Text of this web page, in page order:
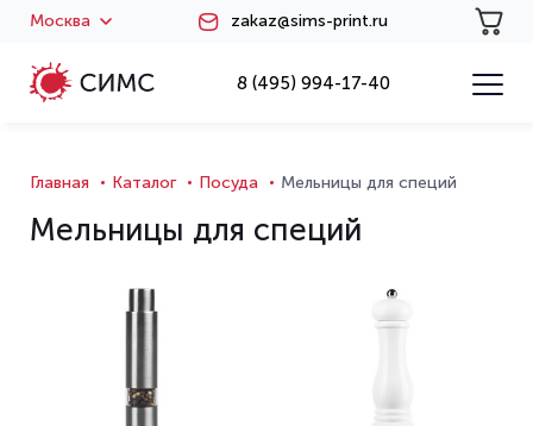
Москва zakaz@sims-print.ru
8 (495) 994-17-40
Главная Каталог Посуда Мельницы для специй
Мельницы для специй